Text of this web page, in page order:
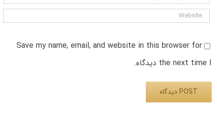
Save my name, email, and website in this browser for
the next time I دیدگاه.